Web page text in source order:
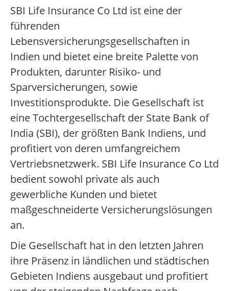
SBI Life Insurance Co Ltd ist eine der
führenden
Lebensversicherungsgesellschaften in
Indien und bietet eine breite Palette von
Produkten, darunter Risiko- und
Sparversicherungen, sowie
Investitionsprodukte. Die Gesellschaft ist
eine Tochtergesellschaft der State Bank of
India (SBI), der größten Bank Indiens, und
profitiert von deren umfangreichem
Vertriebsnetzwerk. SBI Life Insurance Co Ltd
bedient sowohl private als auch
gewerbliche Kunden und bietet
maßgeschneiderte Versicherungslösungen
an.
Die Gesellschaft hat in den letzten Jahren
ihre Präsenz in ländlichen und städtischen
Gebieten Indiens ausgebaut und profitiert